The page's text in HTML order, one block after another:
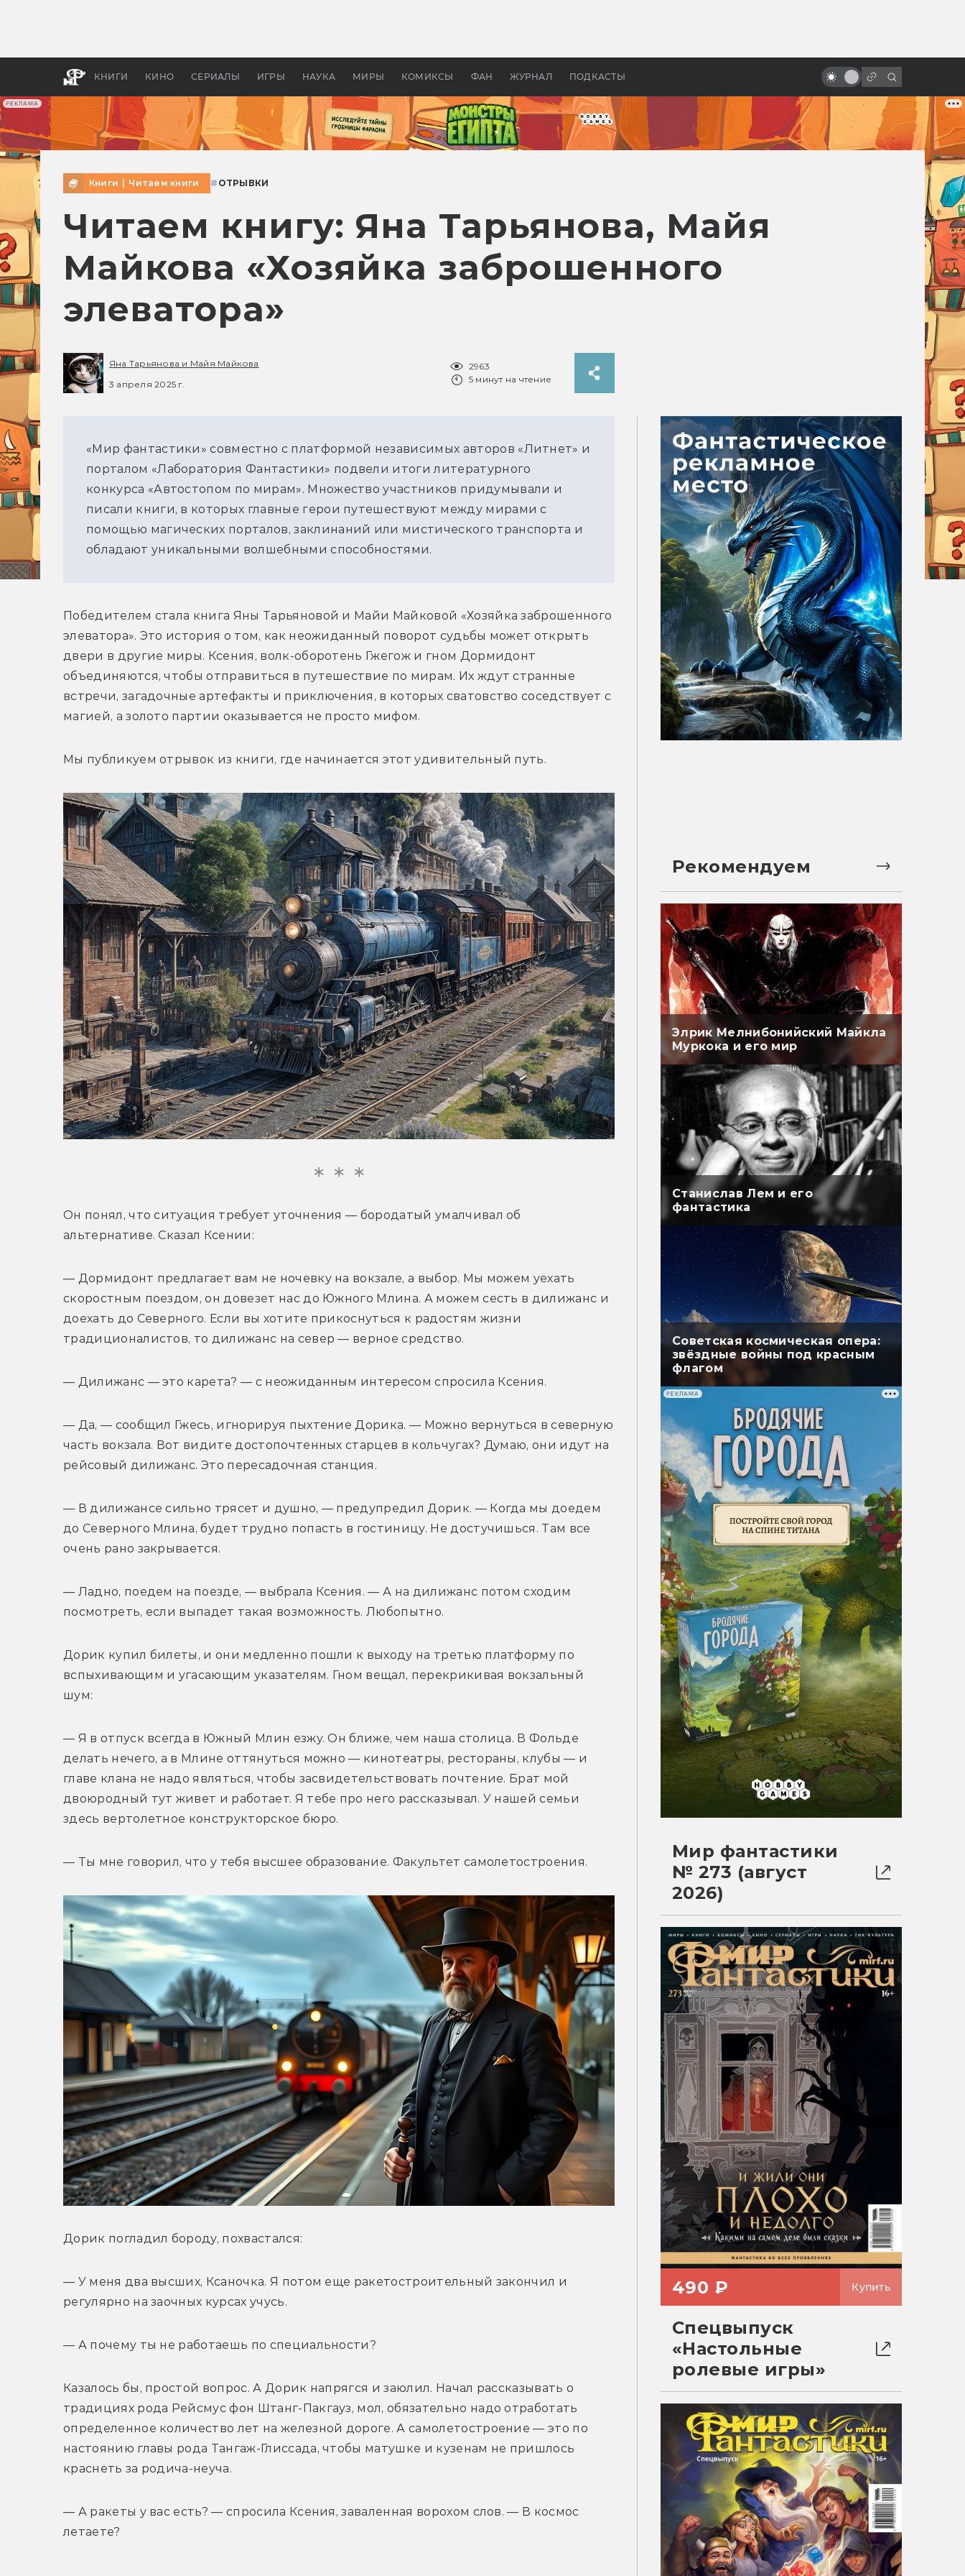
РЕКЛАМА
КНИГИ КИНО СЕРИАЛЫ ИГРЫ НАУКА МИРЫ КОМИКСЫ ФАН ЖУРНАЛ ПОДКАСТЫ
апокалипсис, в России —
бы «Властелина колец»
сцены и альтернативный финал
Книги Читаем книги # ОТРЫВКИ
Читаем книгу: Яна Тарьянова, Майя
Майкова «Хозяйка заброшенного
элеватора»
Яна Тарьянова и Майя Майкова
3 апреля 2025 г.
2963
5 минут на чтение
«Мир фантастики» совместно с платформой независимых авторов «Литнет» и
порталом «Лаборатория Фантастики» подвели итоги литературного
конкурса «Автостопом по мирам». Множество участников придумывали и
писали книги, в которых главные герои путешествуют между мирами с
помощью магических порталов, заклинаний или мистического транспорта и
обладают уникальными волшебными способностями.
Победителем стала книга Яны Тарьяновой и Майи Майковой «Хозяйка заброшенного
элеватора». Это история о том, как неожиданный поворот судьбы может открыть
двери в другие миры. Ксения, волк-оборотень Гжегож и гном Дормидонт
объединяются, чтобы отправиться в путешествие по мирам. Их ждут странные
встречи, загадочные артефакты и приключения, в которых сватовство соседствует с
магией, а золото партии оказывается не просто мифом.
Мы публикуем отрывок из книги, где начинается этот удивительный путь.
Он понял, что ситуация требует уточнения — бородатый умалчивал об
альтернативе. Сказал Ксении:
— Дормидонт предлагает вам не ночевку на вокзале, а выбор. Мы можем уехать
скоростным поездом, он довезет нас до Южного Млина. А можем сесть в дилижанс и
доехать до Северного. Если вы хотите прикоснуться к радостям жизни
традиционалистов, то дилижанс на север — верное средство.
— Дилижанс — это карета? — с неожиданным интересом спросила Ксения.
— Да, — сообщил Гжесь, игнорируя пыхтение Дорика. — Можно вернуться в северную
часть вокзала. Вот видите достопочтенных старцев в кольчугах? Думаю, они идут на
рейсовый дилижанс. Это пересадочная станция.
— В дилижансе сильно трясет и душно, — предупредил Дорик. — Когда мы доедем
до Северного Млина, будет трудно попасть в гостиницу. Не достучишься. Там все
очень рано закрывается.
— Ладно, поедем на поезде, — выбрала Ксения. — А на дилижанс потом сходим
посмотреть, если выпадет такая возможность. Любопытно.
Дорик купил билеты, и они медленно пошли к выходу на третью платформу по
вспыхивающим и угасающим указателям. Гном вещал, перекрикивая вокзальный
шум:
— Я в отпуск всегда в Южный Млин езжу. Он ближе, чем наша столица. В Фольде
делать нечего, а в Млине оттянуться можно — кинотеатры, рестораны, клубы — и
главе клана не надо являться, чтобы засвидетельствовать почтение. Брат мой
двоюродный тут живет и работает. Я тебе про него рассказывал. У нашей семьи
здесь вертолетное конструкторское бюро.
— Ты мне говорил, что у тебя высшее образование. Факультет самолетостроения.
Дорик погладил бороду, похвастался:
— У меня два высших, Ксаночка. Я потом еще ракетостроительный закончил и
регулярно на заочных курсах учусь.
— А почему ты не работаешь по специальности?
Казалось бы, простой вопрос. А Дорик напрягся и заюлил. Начал рассказывать о
традициях рода Рейсмус фон Штанг-Пакгауз, мол, обязательно надо отработать
определенное количество лет на железной дороге. А самолетостроение — это по
настоянию главы рода Тангаж-Глиссада, чтобы матушке и кузенам не пришлось
краснеть за родича-неуча.
— А ракеты у вас есть? — спросила Ксения, заваленная ворохом слов. — В космос
летаете?
Рекомендуем
Элрик Мелнибонийский Майкла
Муркока и его мир
Станислав Лем и его
фантастика
Советская космическая опера:
звёздные войны под красным
флагом
РЕКЛАМА
Мир фантастики
№ 273 (август
2026)
490 ₽ Купить
Спецвыпуск
«Настольные
ролевые игры»